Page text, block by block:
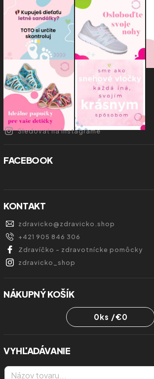
Sledovať na Instagrame
FACEBOOK
KONTAKT
zdravicko@zdravicko.shop
+421 905 846 306
Zdravíčko - zdravotnícke pomôcky
zdravicko_shop
NÁKUPNÝ KOŠÍK
0ks /€0
VYHĽADÁVANIE